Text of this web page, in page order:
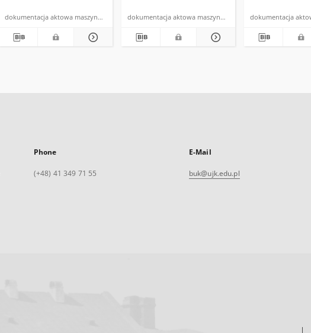
dokumentacja aktowa maszynopis dokumentacja aktowa maszynopis
Phone
(+48) 41 349 71 55
E-Mail
buk@ujk.edu.pl